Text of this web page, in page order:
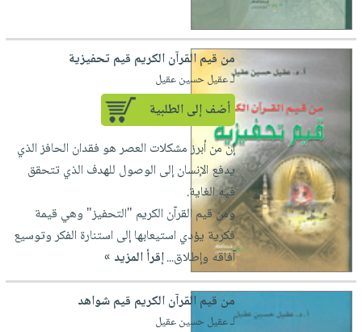
من قيم القرآن الكريم قيم تحفيزية
لـ عقيل حسين عقيل
أضف إلى الطلبية
إن من أبرز مشكلات العصر هو فقدان الحافز الذي
يدفع الإنسان إلى الوصول للهدف الذي تتحقق
فيه الغاية.
ومن قيم القرآن الكريم "التحفيز" وهي قيمة
فكرية يؤدي استيعابها إلى استنارة الفكر وتوسيع
آفاقه وإطلاق...إقرأ المزيد »
من قيم القرآن الكريم قيم شواهد
لـ عقيل حسين عقيل